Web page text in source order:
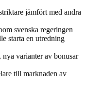
jämfört med andra
svenska regeringen
starta en utredning
varianter av bonusar
till marknaden av